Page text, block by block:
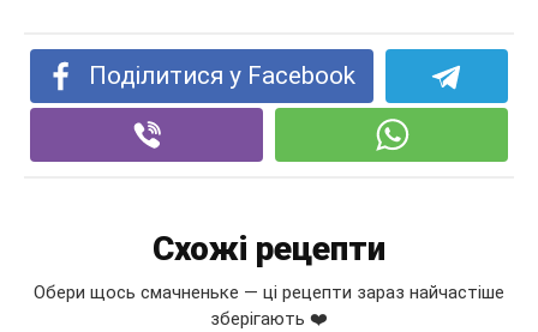
Поділитися у Facebook
Схожі рецепти
Обери щось смачненьке — ці рецепти зараз найчастіше
зберігають ❤️